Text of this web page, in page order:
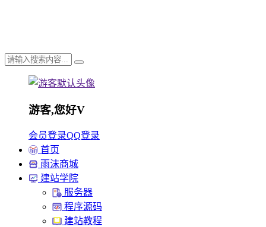
游客,您好V
会员登录QQ登录
首页
雨沫商城
建站学院
服务器
程序源码
建站教程